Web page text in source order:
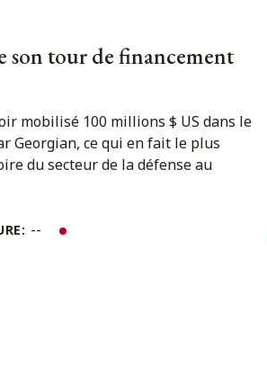
son tour de financement
mobilisé 100 millions $ US dans le
Georgian, ce qui en fait le plus
du secteur de la défense au
--